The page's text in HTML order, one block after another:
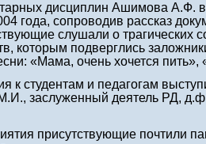
дисциплин Ашимова А.Ф.
года, сопроводив рассказ
слушали о трагических
которым подверглись
«Мама, очень хочется пить»,
студентам и педагогам
заслуженный деятель РД,
присутствующие почтили